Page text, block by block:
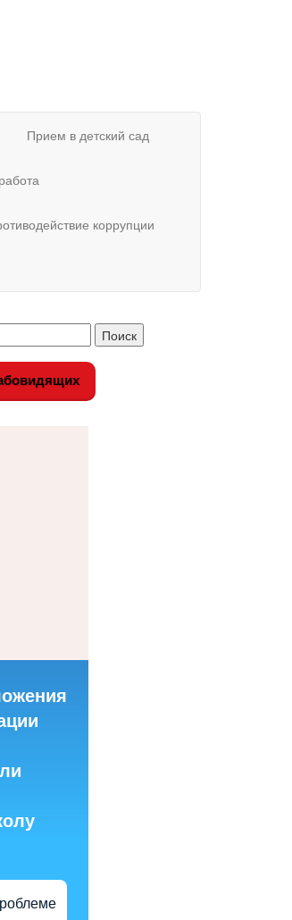
Прием в детский сад
коррупции